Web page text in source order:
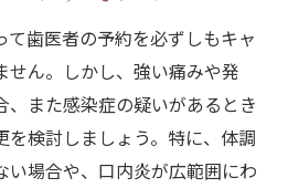
て歯医者の予約を必ずしもキャ
せん。しかし、強い痛みや発
、また感染症の疑いがあるとき
を検討しましょう。特に、体調
い場合や、口内炎が広範囲にわ